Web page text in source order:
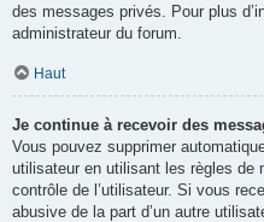
des messages privés. Pour plus
administrateur du forum.
Haut
Je continue à recevoir des
Vous pouvez supprimer
utilisateur en utilisant les règles de
contrôle de l’utilisateur. Si vous
abusive de la part d’un autre